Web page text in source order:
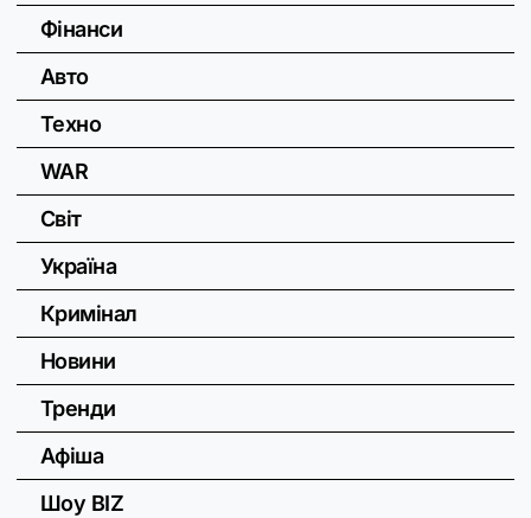
Фінанси
Авто
Техно
WAR
Світ
Україна
Кримінал
Новини
Тренди
Афіша
Шоу BIZ